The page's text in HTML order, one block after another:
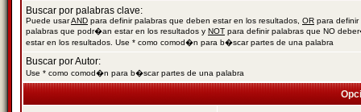
Buscar por palabras clave:
Puede usarAND para definir palabras que deben estar en los resultados, OR para definir
palabras que podr�an estar en los resultados y NOT para definir palabras que NO
estar en los resultados. Use * como comod�n para b�scar partes de una palabra
Buscar por Autor:
Use * como comod�n para b�scar partes de una palabra